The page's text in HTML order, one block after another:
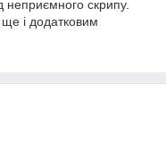
неприємного скрипу.
і додатковим